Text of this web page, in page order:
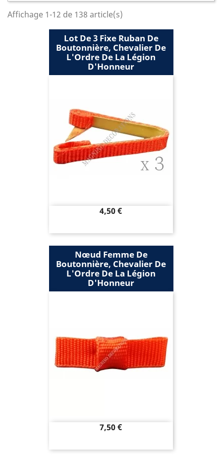
Affichage 1-12 de 138 article(s)
Lot De 3 Fixe Ruban De
Boutonnière, Chevalier De
L'Ordre De La Légion
D'Honneur
Prix
4,50 €
Nœud Femme De
Boutonnière, Chevalier De
L'Ordre De La Légion
D'Honneur
Prix
7,50 €